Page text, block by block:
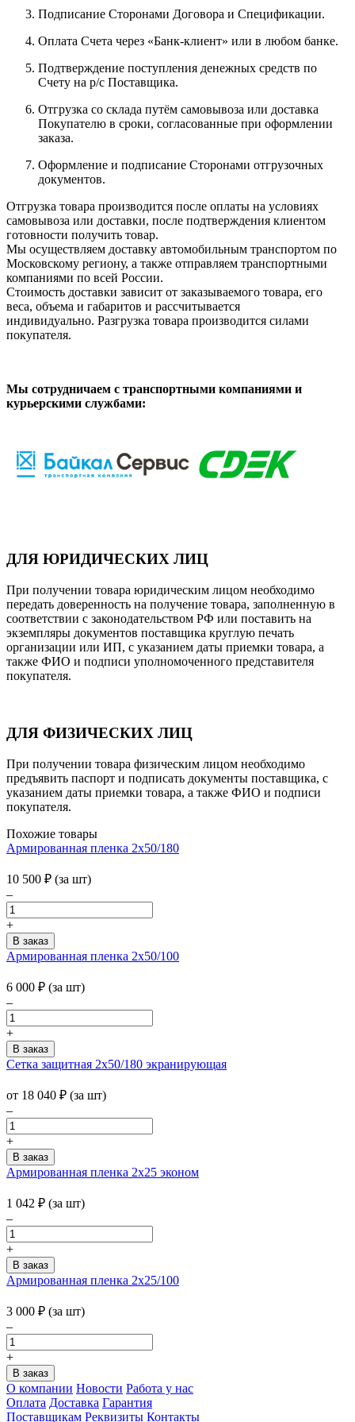
Подписание Сторонами Договора и Спецификации.
Оплата Счета через «Банк-клиент» или в любом банке.
Подтверждение поступления денежных средств по
Счету на р/с Поставщика.
Отгрузка со склада путём самовывоза или доставка
Покупателю в сроки, согласованные при оформлении
заказа.
Оформление и подписание Сторонами отгрузочных
документов.
Отгрузка товара производится после оплаты на условиях
самовывоза или доставки, после подтверждения клиентом
готовности получить товар.
Мы осуществляем доставку автомобильным транспортом по
Московскому региону, а также отправляем транспортными
компаниями по всей России.
Стоимость доставки зависит от заказываемого товара, его
веса, объема и габаритов и рассчитывается
индивидуально. Разгрузка товара производится силами
покупателя.
Мы сотрудничаем с транспортными компаниями и
курьерскими службами:
ДЛЯ ЮРИДИЧЕСКИХ ЛИЦ
При получении товара юридическим лицом необходимо
передать доверенность на получение товара, заполненную в
соответствии с законодательством РФ или поставить на
экземпляры документов поставщика круглую печать
организации или ИП, с указанием даты приемки товара, а
также ФИО и подписи уполномоченного представителя
покупателя.
ДЛЯ ФИЗИЧЕСКИХ ЛИЦ
При получении товара физическим лицом необходимо
предъявить паспорт и подписать документы поставщика, с
указанием даты приемки товара, а также ФИО и подписи
покупателя.
Похожие товары
Армированная пленка 2х50/180
10 500 ₽ (за шт)
–
+
Армированная пленка 2х50/100
6 000 ₽ (за шт)
–
+
Сетка защитная 2х50/180 экранирующая
от 18 040 ₽ (за шт)
–
+
Армированная пленка 2х25 эконом
1 042 ₽ (за шт)
–
+
Армированная пленка 2х25/100
3 000 ₽ (за шт)
–
+
О компании Новости Работа у нас
Оплата Доставка Гарантия
Поставщикам Реквизиты Контакты